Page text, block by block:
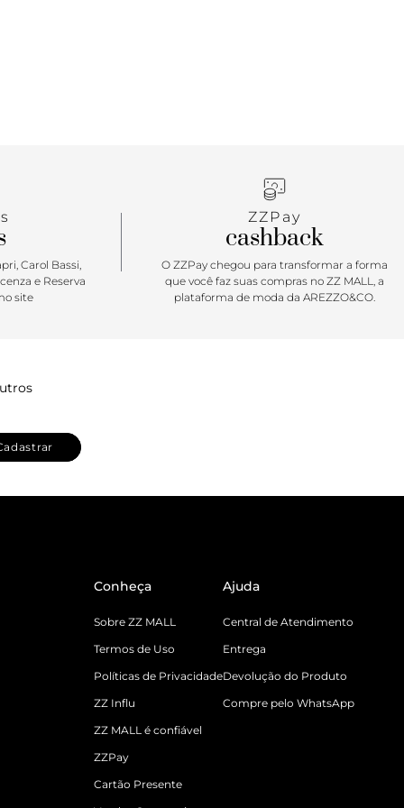
Carol Bassi,
e Reserva
site
ZZPay
cashback
O ZZPay chegou para transformar a forma
que você faz suas compras no ZZ MALL, a
plataforma de moda da AREZZO&CO.
Conheça
Sobre ZZ MALL
Termos de Uso
Políticas de Privacidade
ZZ Influ
ZZ MALL é confiável
ZZPay
Cartão Presente
Ajuda
Central de Atendimento
Entrega
Devolução do Produto
Compre pelo WhatsApp